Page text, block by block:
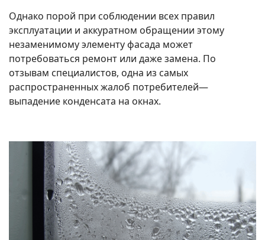
Однако порой при соблюдении всех правил
эксплуатации и аккуратном обращении этому
незаменимому элементу фасада может
потребоваться ремонт или даже замена. По
отзывам специалистов, одна из самых
распространенных жалоб потребителей—
выпадение конденсата на окнах.